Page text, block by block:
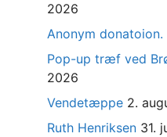
2026
Anonym donatoion.
Pop-up træf ved
2026
Vendetæppe 2.
Ruth Henriksen 31.